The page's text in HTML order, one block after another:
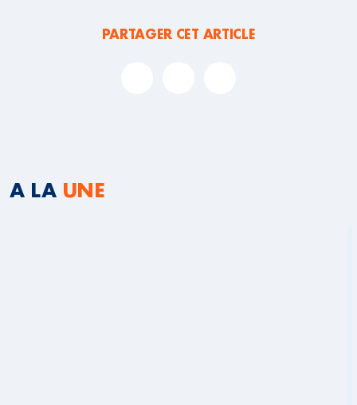
PARTAGER CET ARTICLE
A LA UNE